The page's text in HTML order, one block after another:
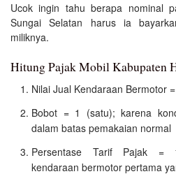
Ucok ingin tahu berapa nominal
Sungai Selatan harus ia
miliknya.
Hitung Pajak Mobil Kabupaten
Nilai Jual Kendaraan Bermotor
Bobot = 1 (satu); karena
dalam batas pemakaian normal
Persentase Tarif Pajak =
kendaraan bermotor pertama